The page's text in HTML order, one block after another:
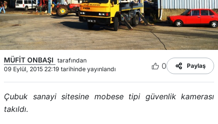
MÜFİT ONBAŞI tarafından
09 Eylül, 2015 22:19 tarihinde yayınlandı
0 Paylaş
Çubuk sanayi sitesine mobese tipi güvenlik kamerası
takıldı.